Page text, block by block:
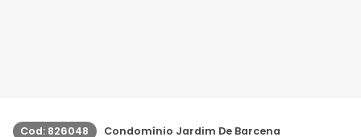
Cod: 826048 Condomínio Jardim De Barcena